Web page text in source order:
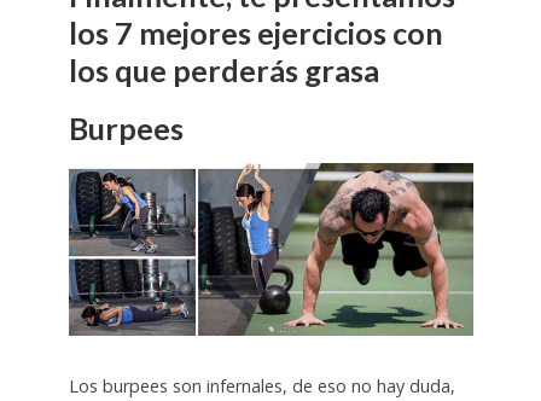
los 7 mejores ejercicios con
los que perderás grasa
Burpees
Los burpees son infernales, de eso no hay duda,